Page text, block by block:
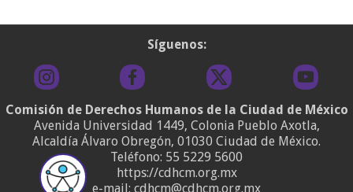
Síguenos:
Comisión de Derechos Humanos de la Ciudad de México
Avenida Universidad 1449, Colonia Pueblo Axotla,
Alcaldía Álvaro Obregón, 01030 Ciudad de México.
Teléfono: 55 5229 5600
https://cdhcm.org.mx
e-mail: cdhcm@cdhcm.org.mx